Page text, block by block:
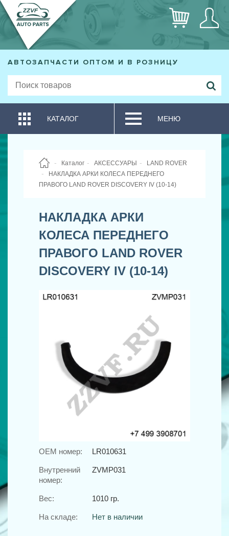
АВТОЗАПЧАСТИ ОПТОМ И В РОЗНИЦУ
КАТАЛОГ МЕНЮ
Каталог АКСЕССУАРЫ
LAND ROVER
НАКЛАДКА АРКИ КОЛЕСА ПЕРЕДНЕГО
ПРАВОГО LAND ROVER DISCOVERY IV (10-14)
НАКЛАДКА АРКИ
КОЛЕСА ПЕРЕДНЕГО
ПРАВОГО LAND ROVER
DISCOVERY IV (10-14)
OEM номер: LR010631
Внутренний
номер:
ZVMP031
Вес: 1010 гр.
На складе: Нет в наличии